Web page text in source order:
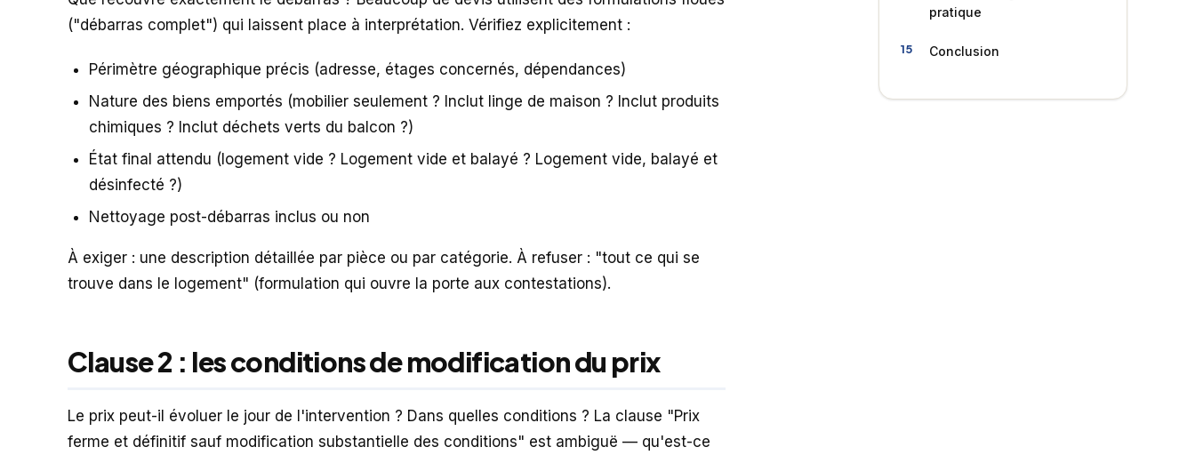
("débarras complet") qui laissent place à interprétation. Vérifiez explicitement :
Périmètre géographique précis (adresse, étages concernés, dépendances)
Nature des biens emportés (mobilier seulement ? Inclut linge de maison ? Inclut produits
chimiques ? Inclut déchets verts du balcon ?)
État final attendu (logement vide ? Logement vide et balayé ? Logement vide, balayé et
désinfecté ?)
Nettoyage post-débarras inclus ou non
À exiger : une description détaillée par pièce ou par catégorie. À refuser : "tout ce qui se
trouve dans le logement" (formulation qui ouvre la porte aux contestations).
Clause 2 : les conditions de modification du prix
Le prix peut-il évoluer le jour de l'intervention ? Dans quelles conditions ? La clause "Prix
ferme et définitif sauf modification substantielle des conditions" est ambiguë — qu'est-ce
pratique
Conclusion